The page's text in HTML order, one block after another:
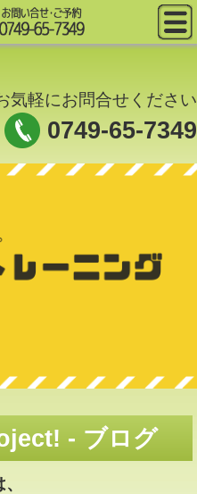
気軽にお問合せください
0749-65-7349
- ブログ